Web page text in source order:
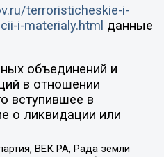
terroristicheskie-i-
i-materialy.html данные
объединений и
в отношении
вступившее в
о ликвидации или
ВЕК РА, Рада земли